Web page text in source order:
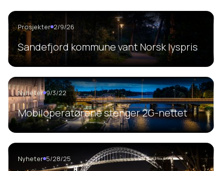
Prosjekter 2/9/26
Sandefjord kommune vant Norsk lyspris
Nyheter 9/3/22
Mobiloperatørene stenger 2G-nettet
Nyheter 5/28/25